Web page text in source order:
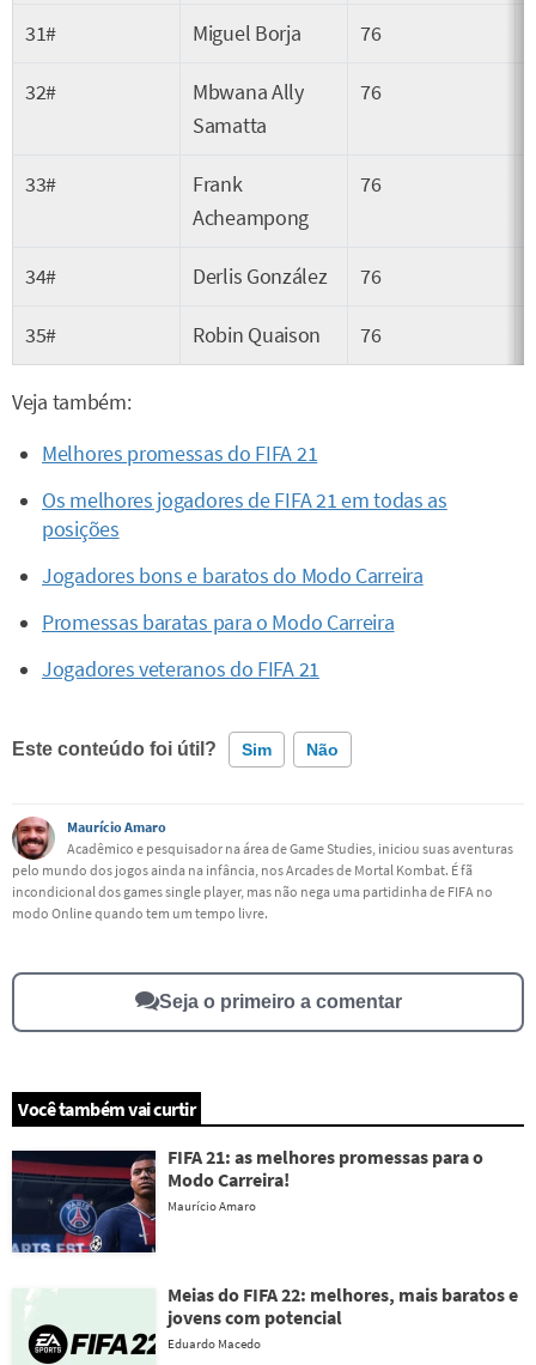
31# Miguel Borja 76
32#
Mbwana Ally
Samatta
76
33#
Frank
Acheampong
76
34# Derlis González 76
35# Robin Quaison 76
Veja também:
Melhores promessas do FIFA 21
Os melhores jogadores de FIFA 21 em todas as
posições
Jogadores bons e baratos do Modo Carreira
Promessas baratas para o Modo Carreira
Jogadores veteranos do FIFA 21
Este conteúdo foi útil? Sim Não
Este conteúdo contém informação incorreta
Este conteúdo não tem a informação que procuro
Outro
Maurício Amaro
Acadêmico e pesquisador na área de Game Studies, iniciou suas aventuras
pelo mundo dos jogos ainda na infância, nos Arcades de Mortal Kombat. É fã
incondicional dos games single player, mas não nega uma partidinha de FIFA no
modo Online quando tem um tempo livre.
Seja o primeiro a comentar
Você também vai curtir
FIFA 21: as melhores promessas para o
Modo Carreira!
Maurício Amaro
Meias do FIFA 22: melhores, mais baratos e
jovens com potencial
Eduardo Macedo